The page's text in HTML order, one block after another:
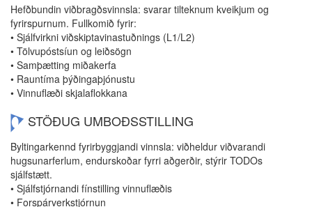
Hefðbundin viðbragðsvinnsla: svarar tilteknum kveikjum og
fyrirspurnum. Fullkomið fyrir:
• Sjálfvirkni viðskiptavinastuðnings (L1/L2)
• Tölvupóstsíun og leiðsögn
• Samþætting miðakerfa
• Rauntíma þýðingaþjónustu
• Vinnuflæði skjalaflokkana
STÖÐUG UMBOÐSSTILLING
Byltingarkennd fyrirbyggjandi vinnsla: viðheldur viðvarandi
hugsunarferlum, endurskoðar fyrri aðgerðir, stýrir TODOs
sjálfstætt.
• Sjálfstjórnandi fínstilling vinnuflæðis
• Forspárverkstjórnun